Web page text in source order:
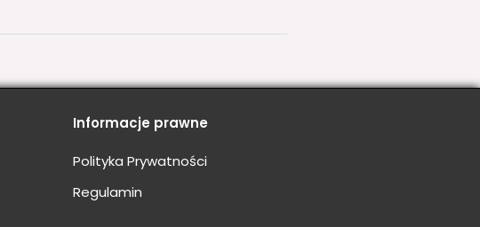
Informacje prawne
Polityka Prywatności
Regulamin